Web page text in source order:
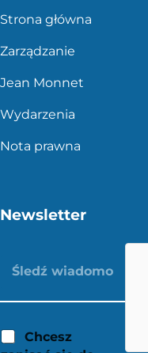
Strona główna
Zarządzanie
Jean Monnet
Wydarzenia
Nota prawna
Newsletter
Chcesz